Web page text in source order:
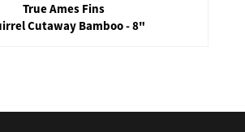
True Ames Fins
Cutaway Bamboo - 8"